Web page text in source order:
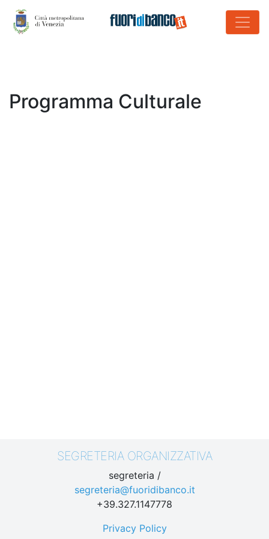
Programma Culturale
SEGRETERIA ORGANIZZATIVA
segreteria /
segreteria@fuoridibanco.it
+39.327.1147778
Privacy Policy